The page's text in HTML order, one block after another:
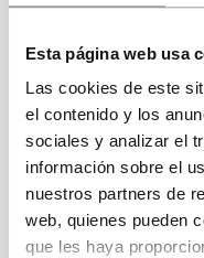
Esta página web usa
Las cookies de este
el contenido y los
sociales y analizar el
información sobre el
nuestros partners de
web, quienes pueden
que les haya
Adultos
Más 12 años